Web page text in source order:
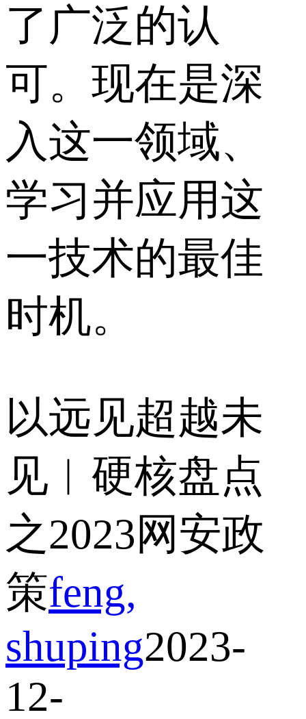
了广泛的认
可。现在是深
入这一领域、
学习并应用这
一技术的最佳
时机。
以远见超越未
见︱硬核盘点
之2023网安政
策feng,
shuping2023-
12-